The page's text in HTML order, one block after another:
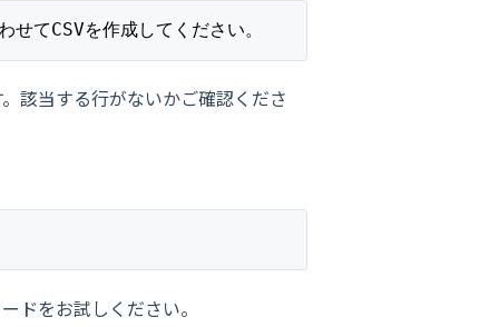
てCSVを作成してください。
該当する行がないかご確認くださ
ドをお試しください。